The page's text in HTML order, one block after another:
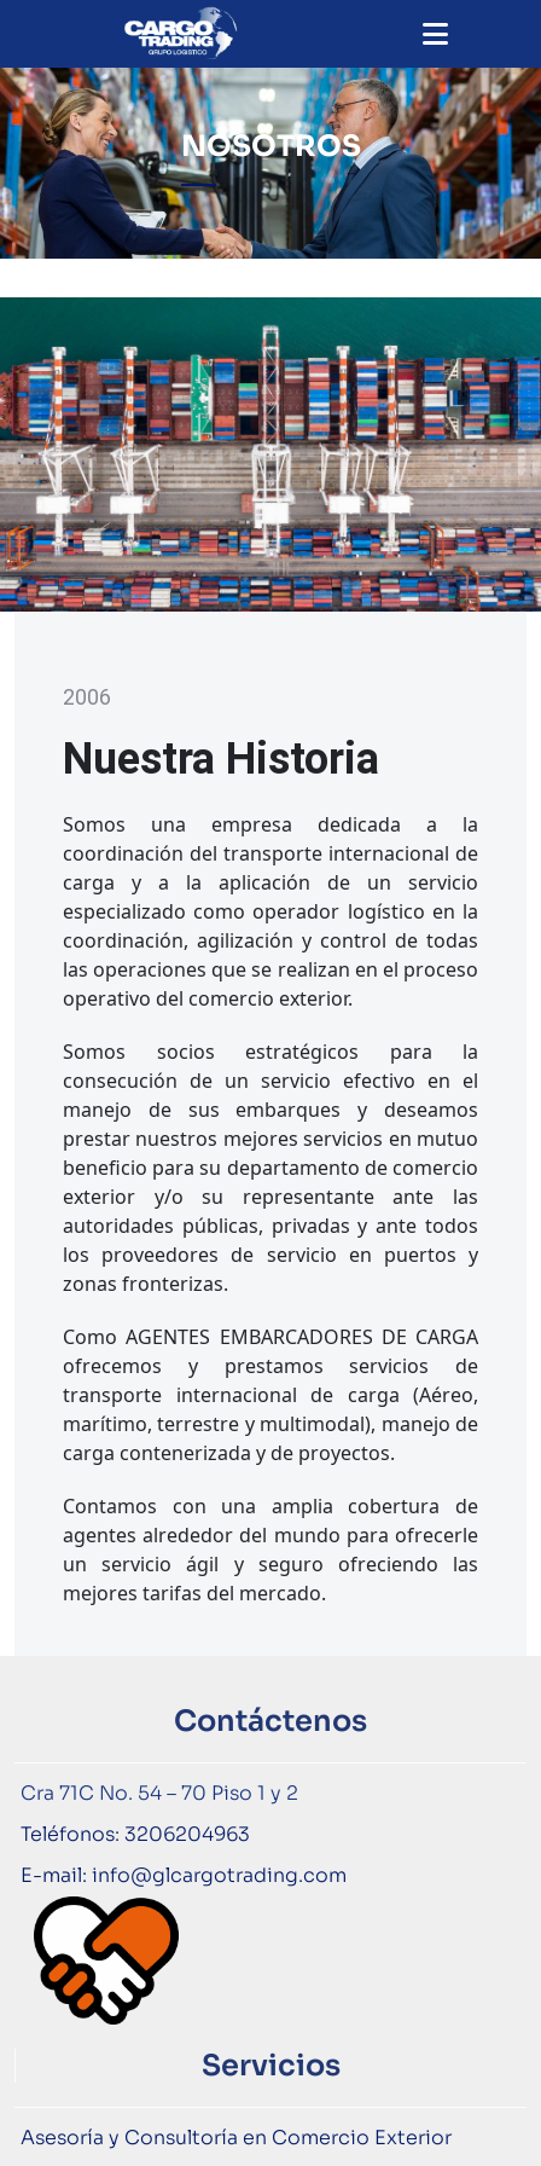
NOSOTROS
2006
Nuestra Historia
Somos una empresa dedicada a la
coordinación del transporte internacional de
carga y a la aplicación de un servicio
especializado como operador logístico en la
coordinación, agilización y control de todas
las operaciones que se realizan en el proceso
operativo del comercio exterior.
Somos socios estratégicos para la
consecución de un servicio efectivo en el
manejo de sus embarques y deseamos
prestar nuestros mejores servicios en mutuo
beneficio para su departamento de comercio
exterior y/o su representante ante las
autoridades públicas, privadas y ante todos
los proveedores de servicio en puertos y
zonas fronterizas.
Como AGENTES EMBARCADORES DE CARGA
ofrecemos y prestamos servicios de
transporte internacional de carga (Aéreo,
marítimo, terrestre y multimodal), manejo de
carga contenerizada y de proyectos.
Contamos con una amplia cobertura de
agentes alrededor del mundo para ofrecerle
un servicio ágil y seguro ofreciendo las
mejores tarifas del mercado.
Contáctenos
Cra 71C No. 54 – 70 Piso 1 y 2
Teléfonos: 3206204963
E-mail: info@glcargotrading.com
Servicios
Asesoría y Consultoría en Comercio Exterior